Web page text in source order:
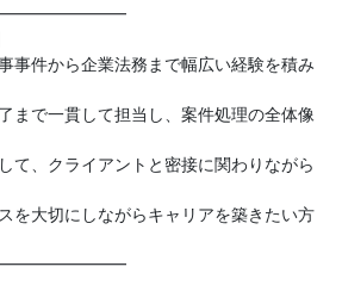
事件から企業法務まで幅広い経験を積み
まで一貫して担当し、案件処理の全体像
て、クライアントと密接に関わりながら
を大切にしながらキャリアを築きたい方